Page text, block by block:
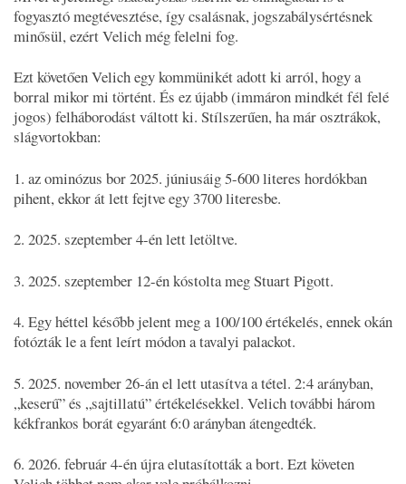
fogyasztó megtévesztése, így csalásnak, jogszabálysértésnek
minősül, ezért Velich még felelni fog.
Ezt követően Velich egy kommünikét adott ki arról, hogy a
borral mikor mi történt. És ez újabb (immáron mindkét fél felé
jogos) felháborodást váltott ki. Stílszerűen, ha már osztrákok,
slágvortokban:
1. az ominózus bor 2025. júniusáig 5-600 literes hordókban
pihent, ekkor át lett fejtve egy 3700 literesbe.
2. 2025. szeptember 4-én lett letöltve.
3. 2025. szeptember 12-én kóstolta meg Stuart Pigott.
4. Egy héttel később jelent meg a 100/100 értékelés, ennek okán
fotózták le a fent leírt módon a tavalyi palackot.
5. 2025. november 26-án el lett utasítva a tétel. 2:4 arányban,
„keserű” és „sajtillatú” értékelésekkel. Velich további három
kékfrankos borát egyaránt 6:0 arányban átengedték.
6. 2026. február 4-én újra elutasították a bort. Ezt követen